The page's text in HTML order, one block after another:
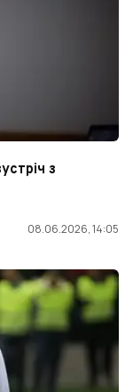
з
08.06.2026, 14:05